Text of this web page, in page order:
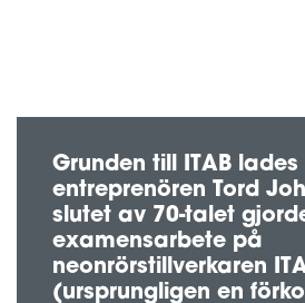
Grunden till ITAB lades
entreprenören Tord
slutet av 70-talet
examensarbete på
neonrörstillverkaren
(ursprungligen en